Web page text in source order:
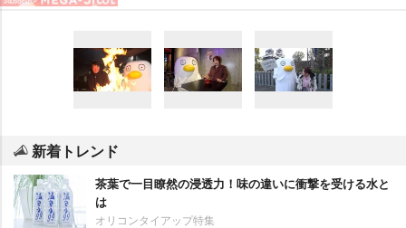
新着トレンド
茶葉で一目瞭然の浸透力！味の違いに衝撃を受ける水と
は
オリコンタイアップ特集